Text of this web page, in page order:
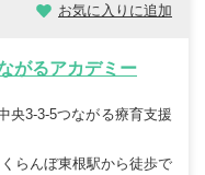
お気に入りに追加
がるアカデミー
央3-3-5つながる療育支援
らんぼ東根駅から徒歩で